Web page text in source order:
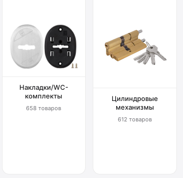
Накладки/WC-
комплекты
658 товаров
Цилиндровые
механизмы
612 товаров